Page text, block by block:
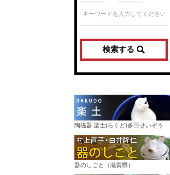
検索する
陶磁器 楽土(らくど)多田せいぞう
器のしごと（滋賀県）